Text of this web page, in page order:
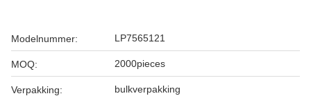
Modelnummer: LP7565121
MOQ: 2000pieces
Verpakking: bulkverpakking